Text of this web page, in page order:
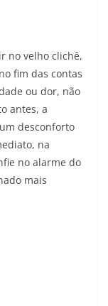
no velho clichê,
fim das contas
ou dor, não
antes, a
desconforto
na
no alarme do
mais